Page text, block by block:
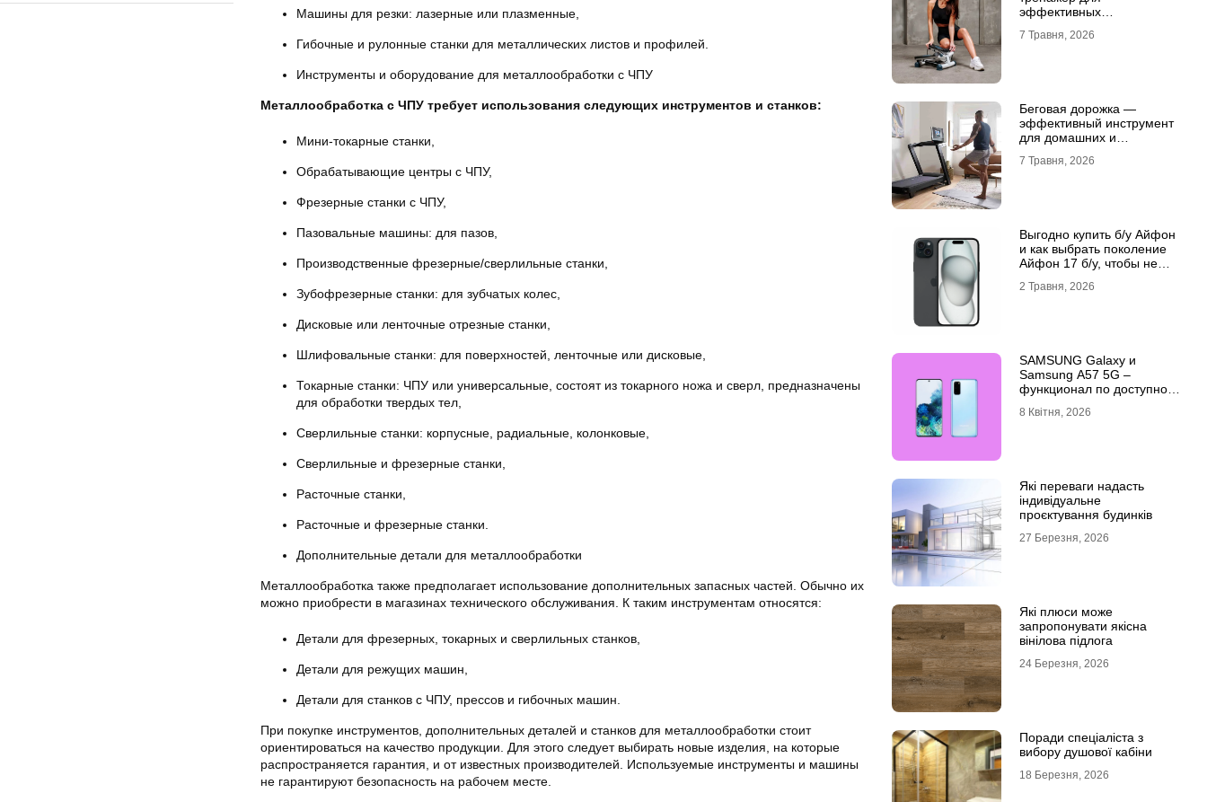
Машины для резки: лазерные или плазменные,
Гибочные и рулонные станки для металлических листов и профилей.
Инструменты и оборудование для металлообработки с ЧПУ
Металлообработка с ЧПУ требует использования следующих инструментов и станков:
Мини-токарные станки,
Обрабатывающие центры с ЧПУ,
Фрезерные станки с ЧПУ,
Пазовальные машины: для пазов,
Производственные фрезерные/сверлильные станки,
Зубофрезерные станки: для зубчатых колес,
Дисковые или ленточные отрезные станки,
Шлифовальные станки: для поверхностей, ленточные или дисковые,
Токарные станки: ЧПУ или универсальные, состоят из токарного ножа и сверл, предназначены
для обработки твердых тел,
Сверлильные станки: корпусные, радиальные, колонковые,
Сверлильные и фрезерные станки,
Расточные станки,
Расточные и фрезерные станки.
Дополнительные детали для металлообработки
Металлообработка также предполагает использование дополнительных запасных частей. Обычно их
можно приобрести в магазинах технического обслуживания. К таким инструментам относятся:
Детали для фрезерных, токарных и сверлильных станков,
Детали для режущих машин,
Детали для станков с ЧПУ, прессов и гибочных машин.
При покупке инструментов, дополнительных деталей и станков для металлообработки стоит
ориентироваться на качество продукции. Для этого следует выбирать новые изделия, на которые
распространяется гарантия, и от известных производителей. Используемые инструменты и машины
не гарантируют безопасность на рабочем месте.
эффективных
7 Травня, 2026
Беговая дорожка —
эффективный инструмент
для домашних и
тренировок
7 Травня, 2026
Выгодно купить б/у Айфон
и как выбрать поколение
Айфон 17 б/у, чтобы не
2 Травня, 2026
SAMSUNG Galaxy и
Samsung A57 5G –
функционал по доступной
8 Квітня, 2026
Які переваги надасть
індивідуальне
проєктування будинків
27 Березня, 2026
Які плюси може
запропонувати якісна
вінілова підлога
24 Березня, 2026
Поради спеціаліста з
вибору душової кабіни
18 Березня, 2026